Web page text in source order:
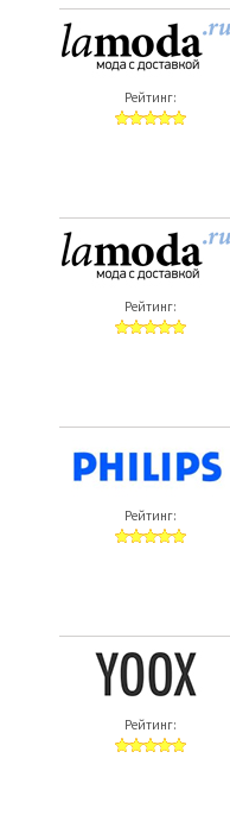
Рейтинг:
Рейтинг:
Рейтинг:
Рейтинг: